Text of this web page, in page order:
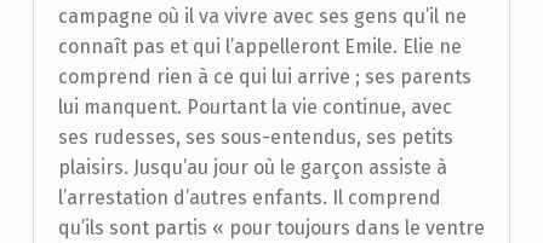
campagne où il va vivre avec ses gens qu’il ne
connaît pas et qui l’appelleront Emile. Elie ne
comprend rien à ce qui lui arrive ; ses parents
lui manquent. Pourtant la vie continue, avec
ses rudesses, ses sous-entendus, ses petits
plaisirs. Jusqu’au jour où le garçon assiste à
l’arrestation d’autres enfants. Il comprend
qu’ils sont partis « pour toujours dans le ventre